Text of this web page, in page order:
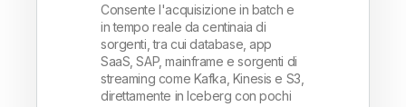
Consente l'acquisizione in batch e
in tempo reale da centinaia di
sorgenti, tra cui database, app
SaaS, SAP, mainframe e sorgenti di
streaming come Kafka, Kinesis e S3,
direttamente in Iceberg con pochi